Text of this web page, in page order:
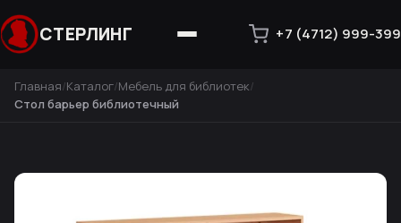
СТЕРЛИНГ +7 (4712) 999-399
Главная Каталог Мебель для библиотек
Стол барьер библиотечный